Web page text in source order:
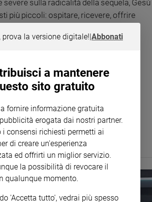
sulla radicalità della sequela, Gesù
più piccoli: ospitare, ricevere, offrire
d’acqua fresca. È come se volesse
scelte evangeliche si verificano
a misurare la fede, ma la capacità
prova la versione digitale!|Abbonati
a mantenere
sito gratuito
fornire informazione gratuita
erogata dai nostri partner.
i consensi richiesti permetti ai
di creare un'esperienza
ed offrirti un miglior servizio.
la possibilità di revocare il
qualunque momento.
'Accetta tutto', vedrai più spesso